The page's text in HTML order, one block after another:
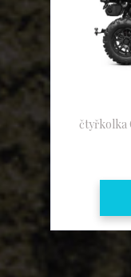
čtyřkolka